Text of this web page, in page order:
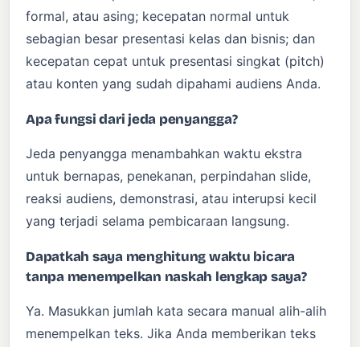
formal, atau asing; kecepatan normal untuk
sebagian besar presentasi kelas dan bisnis; dan
kecepatan cepat untuk presentasi singkat (pitch)
atau konten yang sudah dipahami audiens Anda.
Apa fungsi dari jeda penyangga?
Jeda penyangga menambahkan waktu ekstra
untuk bernapas, penekanan, perpindahan slide,
reaksi audiens, demonstrasi, atau interupsi kecil
yang terjadi selama pembicaraan langsung.
Dapatkah saya menghitung waktu bicara
tanpa menempelkan naskah lengkap saya?
Ya. Masukkan jumlah kata secara manual alih-alih
menempelkan teks. Jika Anda memberikan teks